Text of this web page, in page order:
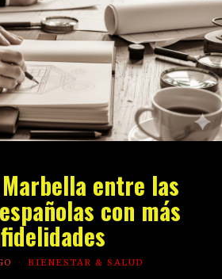
entre las
con más
BIENESTAR & SALUD